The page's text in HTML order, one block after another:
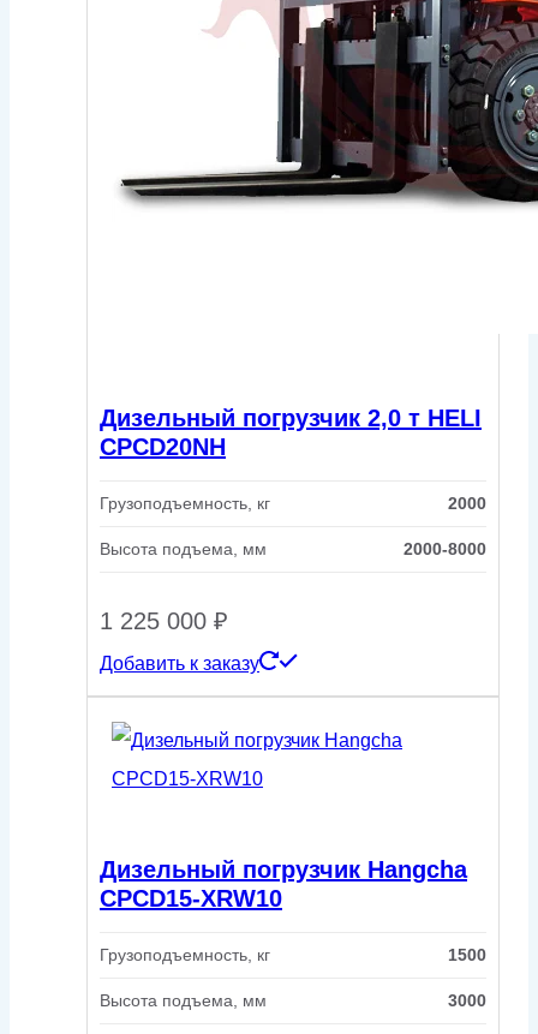
Дизельный погрузчик 2,0 т HELI
CPCD20NH
Грузоподъемность, кг 2000
Высота подъема, мм 2000-8000
1 225 000 ₽
Добавить к заказу
Дизельный погрузчик Hangcha
CPCD15-XRW10
Грузоподъемность, кг 1500
Высота подъема, мм 3000